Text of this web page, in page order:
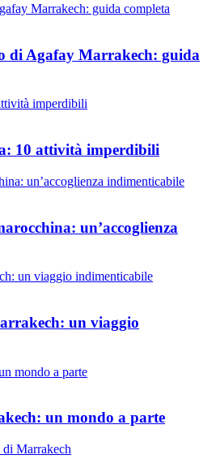
Marrakech: guida completa
di Agafay Marrakech: guida
imperdibili
10 attività imperdibili
un’accoglienza indimenticabile
un’accoglienza
un viaggio indimenticabile
un viaggio
mondo a parte
un mondo a parte
Marrakech